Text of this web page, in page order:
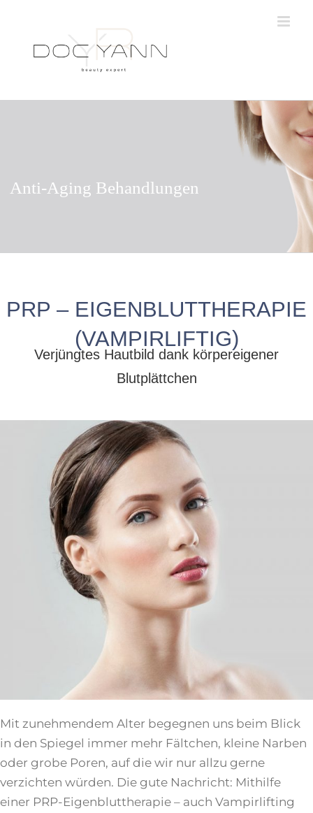
content
Anti-Aging Behandlungen
PRP – EIGENBLUTTHERAPIE
(VAMPIRLIFTIG)
Verjüngtes Hautbild dank körpereigener
Blutplättchen
Mit zunehmendem Alter begegnen uns beim Blick
in den Spiegel immer mehr Fältchen, kleine Narben
oder grobe Poren, auf die wir nur allzu gerne
verzichten würden. Die gute Nachricht: Mithilfe
einer PRP-Eigenbluttherapie – auch Vampirlifting